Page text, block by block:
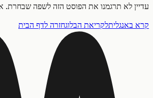
עדיין לא תרגמנו את הפוסט הזה לשפה שבחרת.
קרא באנגליתלקריאת הבלוגחזרה לדף הבית